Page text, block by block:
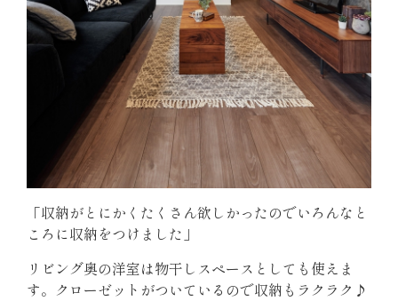
「収納がとにかくたくさん欲しかったのでいろんなと
ころに収納をつけました」
リビング奥の洋室は物干しスペースとしても使えま
す。クローゼットがついているので収納もラクラク♪